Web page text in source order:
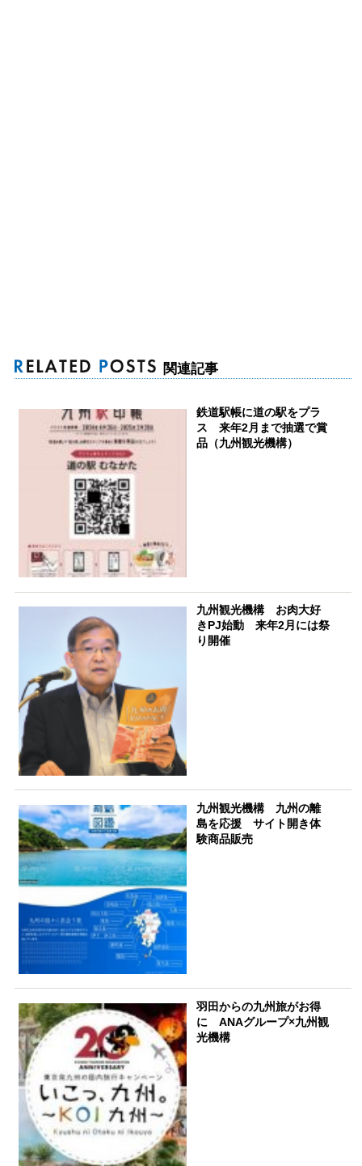
関連記事
鉄道駅帳に道の駅をプラ
ス 来年2月まで抽選で賞
品（九州観光機構）
九州観光機構 お肉大好
きPJ始動 来年2月には祭
り開催
九州観光機構 九州の離
島を応援 サイト開き体
験商品販売
羽田からの九州旅がお得
に ANAグループ×九州観
光機構